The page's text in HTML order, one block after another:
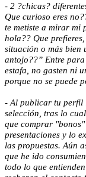
- 2 ?chicas?
Que curioso eres
te metiste a mirar mi
hola?? Que
situación o más bien
antojo??” Entre
estafa, no gasten ni
porque no se puede
- Al publicar tu perfil
selección, tras lo
que comprar "bonos"
presentaciones y lo
las propuestas. Aún
que he ido
todo lo que